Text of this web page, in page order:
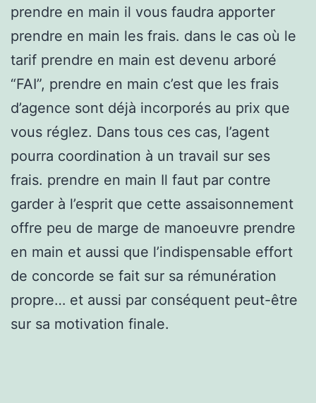
prendre en main il vous faudra apporter
prendre en main les frais. dans le cas où le
tarif prendre en main est devenu arboré
“FAI”, prendre en main c’est que les frais
d’agence sont déjà incorporés au prix que
vous réglez. Dans tous ces cas, l’agent
pourra coordination à un travail sur ses
frais. prendre en main Il faut par contre
garder à l’esprit que cette assaisonnement
offre peu de marge de manoeuvre prendre
en main et aussi que l’indispensable effort
de concorde se fait sur sa rémunération
propre… et aussi par conséquent peut-être
sur sa motivation finale.